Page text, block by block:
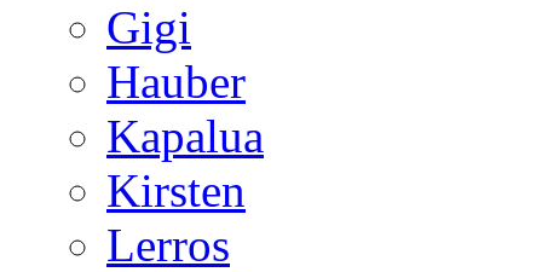
Gigi
Hauber
Kapalua
Kirsten
Lerros